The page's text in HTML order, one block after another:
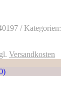
Kategorien:
Versandkosten